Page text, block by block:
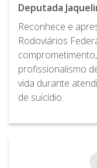
Deputada
Reconhece e
Rodoviários
profissionalismo
vida durante
de suicídio.